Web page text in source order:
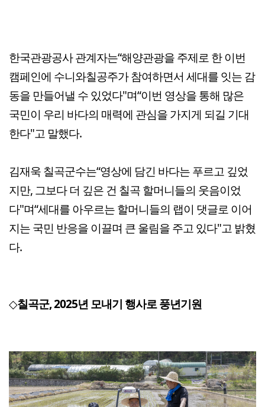
한국관광공사 관계자는“해양관광을 주제로 한 이번
캠페인에 수니와칠공주가 참여하면서 세대를 잇는 감
동을 만들어낼 수 있었다"며“이번 영상을 통해 많은
국민이 우리 바다의 매력에 관심을 가지게 되길 기대
한다"고 말했다.
김재욱 칠곡군수는“영상에 담긴 바다는 푸르고 깊었
지만, 그보다 더 깊은 건 칠곡 할머니들의 웃음이었
다"며“세대를 아우르는 할머니들의 랩이 댓글로 이어
지는 국민 반응을 이끌며 큰 울림을 주고 있다"고 밝혔
다.
◇칠곡군, 2025년 모내기 행사로 풍년기원